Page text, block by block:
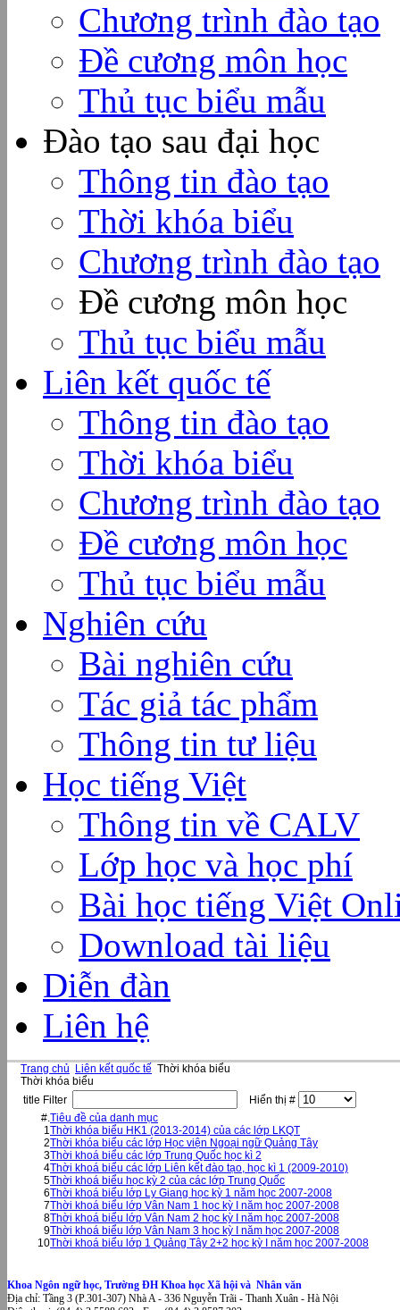
Chương trình đào tạo
Đề cương môn học
Thủ tục biểu mẫu
Đào tạo sau đại học
Thông tin đào tạo
Thời khóa biểu
Chương trình đào tạo
Đề cương môn học
Thủ tục biểu mẫu
Liên kết quốc tế
Thông tin đào tạo
Thời khóa biểu
Chương trình đào tạo
Đề cương môn học
Thủ tục biểu mẫu
Nghiên cứu
Bài nghiên cứu
Tác giả tác phẩm
Thông tin tư liệu
Học tiếng Việt
Thông tin về CALV
Lớp học và học phí
Bài học tiếng Việt
Download tài liệu
Diễn đàn
Liên hệ
Trang chủ Liên kết quốc tế Thời khóa biểu
Thời khóa biểu
title Filter
Hiển thị #
#.Tiêu đề của danh mục
1Thời khóa biểu HK1 (2013-2014) của các lớp LKQT
2Thời khóa biểu các lớp Học viện Ngoại ngữ Quảng Tây
3Thời khoá biểu các lớp Trung Quốc học kì 2
4Thời khoá biểu các lớp Liên kết đào tạo, học kì 1 (2009-2010)
5Thời khoá biểu học kỳ 2 của các lớp Trung Quốc
6Thời khoá biểu lớp Ly Giang học kỳ 1 năm học 2007-2008
7Thời khoá biểu lớp Vân Nam 1 học kỳ I năm học 2007-2008
8Thời khoá biểu lớp Vân Nam 2 học kỳ I năm học 2007-2008
9Thời khoá biểu lớp Vân Nam 3 học kỳ I năm học 2007-2008
10Thời khoá biểu lớp 1 Quảng Tây 2+2 học kỳ I năm học 2007-2008
Khoa Ngôn ngữ học, Trường ĐH Khoa học Xã hội và Nhân văn
Địa chỉ: Tầng 3 (P.301-307) Nhà A - 336 Nguyễn Trãi - Thanh Xuân - Hà Nội